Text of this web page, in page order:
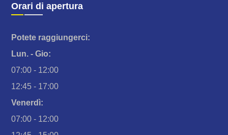
Orari di apertura
Potete raggiungerci:
Lun. - Gio:
07:00 - 12:00
12:45 - 17:00
Venerdì:
07:00 - 12:00